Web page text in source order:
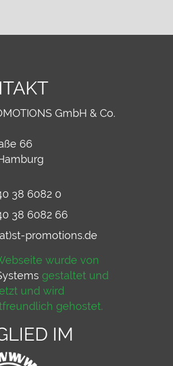
GmbH & Co.
66
38 6082 0
38 6082 66
promotions.de
wurde von
gestaltet und
und wird
gehostet.
IM